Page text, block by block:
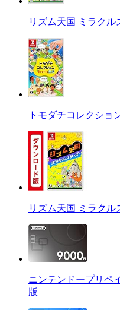
リズム天国 ミラクル
トモダチコレクショ
リズム天国 ミラクル
ニンテンドープリペ
版